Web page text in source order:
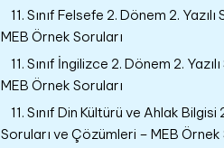
11. Sınıf Felsefe 2. Dönem 2.
MEB Örnek Soruları
11. Sınıf İngilizce 2. Dönem 2.
MEB Örnek Soruları
11. Sınıf Din Kültürü ve Ahlak Bilgisi
Soruları ve Çözümleri – MEB Örnek